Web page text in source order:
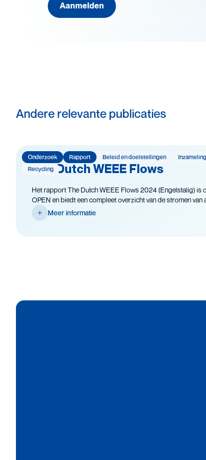
Beleid en doelstellingen
Aanmelden
Andere relevante publicaties
Onderzoek Rapport Beleid en doelstellingen Inzameling
Recycling
The Dutch WEEE Flows
Het rapport The Dutch WEEE Flows 2024 (Engelstalig) is
OPEN en biedt een compleet overzicht van de stromen van
Meer informatie